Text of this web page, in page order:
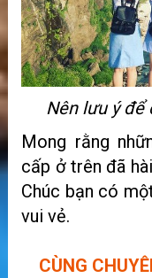
Nên lưu ý để
Mong rằng
cấp ở trên đã
Chúc bạn có
vui vẻ.
CÙNG